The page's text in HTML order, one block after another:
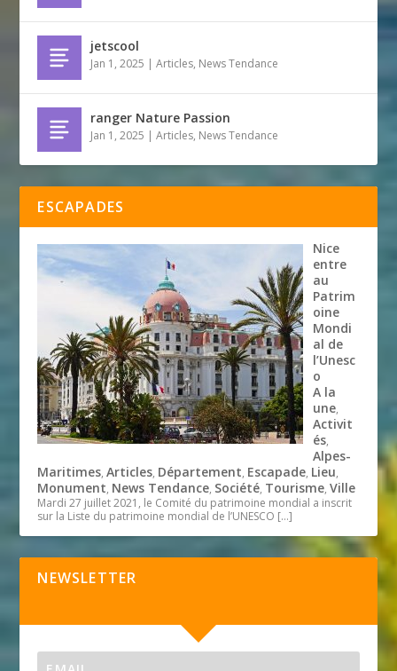
jetscool
Jan 1, 2025 |Articles, News Tendance
ranger Nature Passion
Jan 1, 2025 |Articles, News Tendance
ESCAPADES
Nice
entre
au
Patrim
oine
Mondi
al de
l’Unesc
o
A la
une,
Activit
és,
Alpes-
Maritimes,Articles, Département, Escapade, Lieu,
Monument, News Tendance, Société, Tourisme,Ville
Mardi 27 juillet 2021, le Comité du patrimoine mondial a inscrit
sur la Liste du patrimoine mondial de l’UNESCO […]
NEWSLETTER